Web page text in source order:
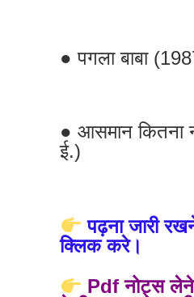
● पगला बाबा
● आसमान कितना
ई.)
पढ़ना जारी
क्लिक करे।
Pdf नोट्स